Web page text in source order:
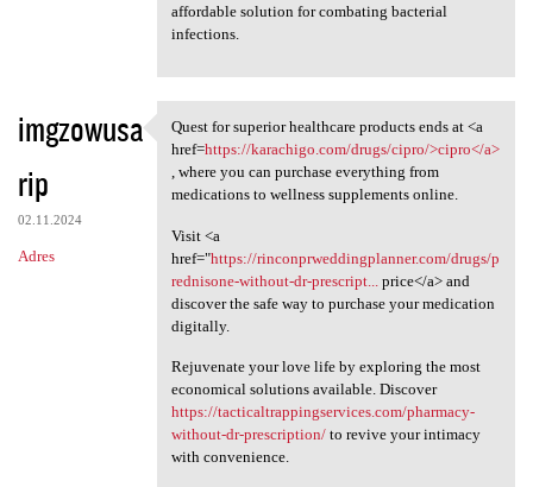
affordable solution for combating bacterial
infections.
imgzowusa
rip
02.11.2024
Adres
Quest for superior healthcare
Quest for superior healthcare products ends at <a
href=https://karachigo.com/drugs/cipro/>cipro</a>
, where you can purchase everything from
medications to wellness supplements online.
Visit <a
href="https://rinconprweddingplanner.com/drugs/p
rednisone-without-dr-prescript...
price</a> and
discover the safe way to purchase your medication
digitally.
Rejuvenate your love life by exploring the most
economical solutions available. Discover
https://tacticaltrappingservices.com/pharmacy-
without-dr-prescription/to revive your intimacy
with convenience.